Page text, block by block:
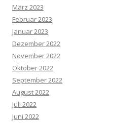
März 2023
Februar 2023
Januar 2023
Dezember 2022
November 2022
Oktober 2022
September 2022
August 2022
Juli 2022
Juni 2022